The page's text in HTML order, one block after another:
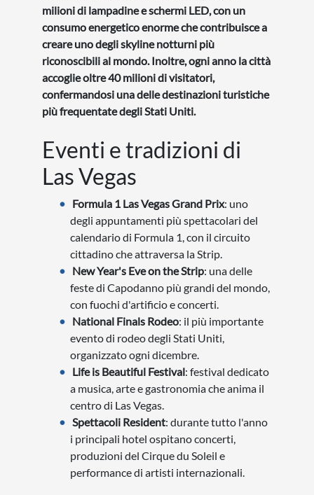
milioni di lampadine e schermi LED, con un
consumo energetico enorme che contribuisce a
creare uno degli skyline notturni più
riconoscibili al mondo. Inoltre, ogni anno la città
accoglie oltre 40 milioni di visitatori,
confermandosi una delle destinazioni turistiche
più frequentate degli Stati Uniti.
Eventi e tradizioni di
Las Vegas
Formula 1 Las Vegas Grand Prix: uno
degli appuntamenti più spettacolari del
calendario di Formula 1, con il circuito
cittadino che attraversa la Strip.
New Year's Eve on the Strip: una delle
feste di Capodanno più grandi del mondo,
con fuochi d'artificio e concerti.
National Finals Rodeo: il più importante
evento di rodeo degli Stati Uniti,
organizzato ogni dicembre.
Life is Beautiful Festival: festival dedicato
a musica, arte e gastronomia che anima il
centro di Las Vegas.
Spettacoli Resident: durante tutto l'anno
i principali hotel ospitano concerti,
produzioni del Cirque du Soleil e
performance di artisti internazionali.